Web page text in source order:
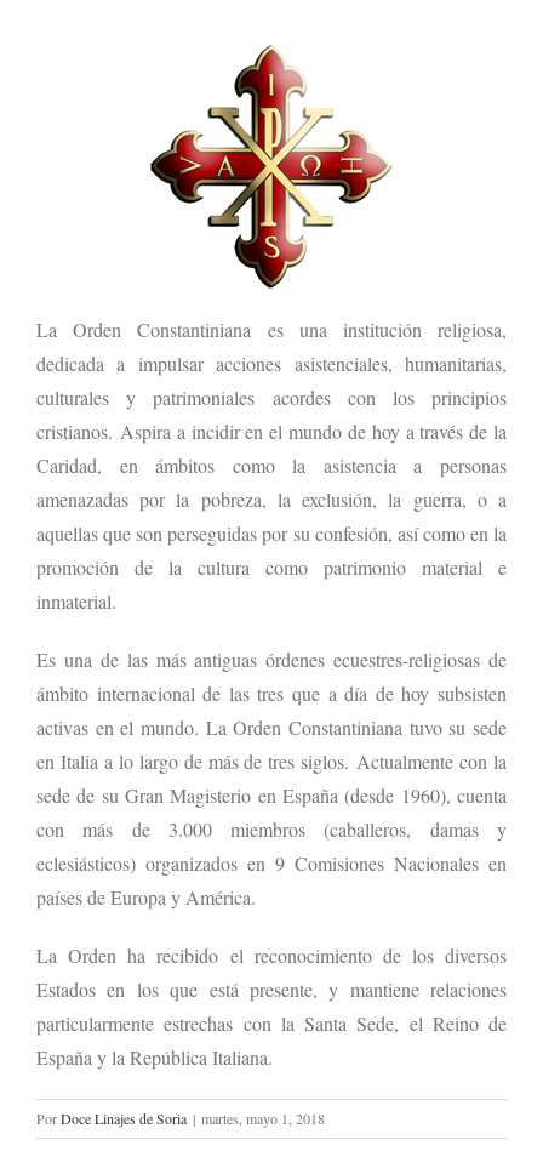
La Orden Constantiniana es una institución religiosa,
dedicada a impulsar acciones asistenciales, humanitarias,
culturales y patrimoniales acordes con los principios
cristianos. Aspira a incidir en el mundo de hoy a través de la
Caridad, en ámbitos como la asistencia a personas
amenazadas por la pobreza, la exclusión, la guerra, o a
aquellas que son perseguidas por su confesión, así como en la
promoción de la cultura como patrimonio material e
inmaterial.
Es una de las más antiguas órdenes ecuestres-religiosas de
ámbito internacional de las tres que a día de hoy subsisten
activas en el mundo. La Orden Constantiniana tuvo su sede
en Italia a lo largo de más de tres siglos. Actualmente con la
sede de su Gran Magisterio en España (desde 1960), cuenta
con más de 3.000 miembros (caballeros, damas y
eclesiásticos) organizados en 9 Comisiones Nacionales en
países de Europa y América.
La Orden ha recibido el reconocimiento de los diversos
Estados en los que está presente, y mantiene relaciones
particularmente estrechas con la Santa Sede, el Reino de
España y la República Italiana.
PorDoce Linajes de Soria | martes, mayo 1, 2018